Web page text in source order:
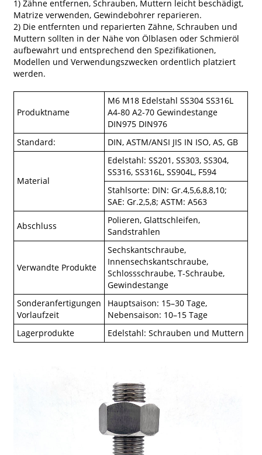
1) Zähne entfernen, Schrauben, Muttern leicht beschädigt,
Matrize verwenden, Gewindebohrer reparieren.
2) Die entfernten und reparierten Zähne, Schrauben und
Muttern sollten in der Nähe von Ölblasen oder Schmieröl
aufbewahrt und entsprechend den Spezifikationen,
Modellen und Verwendungszwecken ordentlich platziert
werden.
Produktname
M6 M18 Edelstahl SS304 SS316L
A4-80 A2-70 Gewindestange
DIN975 DIN976
Standard:
DIN, ASTM/ANSI JIS IN ISO, AS, GB
Material
Edelstahl: SS201, SS303, SS304,
SS316, SS316L, SS904L, F594
Stahlsorte: DIN: Gr.4,5,6,8,8,10;
SAE: Gr.2,5,8; ASTM: A563
Abschluss
Polieren, Glattschleifen,
Sandstrahlen
Verwandte Produkte
Sechskantschraube,
Innensechskantschraube,
Schlossschraube, T-Schraube,
Gewindestange
Sonderanfertigungen
Vorlaufzeit
Hauptsaison: 15–30 Tage,
Nebensaison: 10–15 Tage
Lagerprodukte
Edelstahl: Schrauben und Muttern